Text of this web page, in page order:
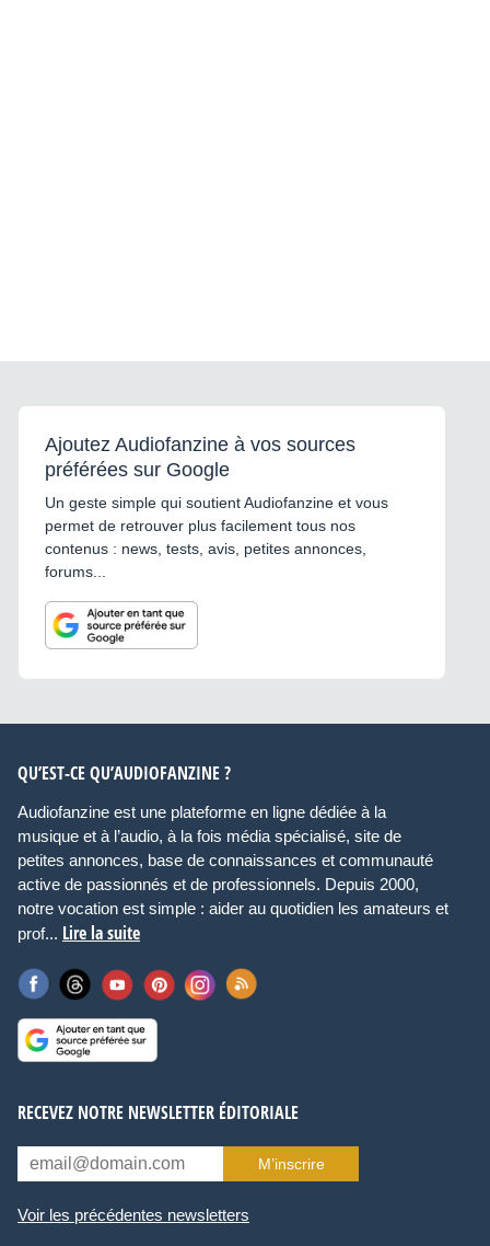
Ajoutez Audiofanzine à vos sources
préférées sur Google
Un geste simple qui soutient Audiofanzine et vous
permet de retrouver plus facilement tous nos
contenus : news, tests, avis, petites annonces,
forums...
QU’EST-CE QU’AUDIOFANZINE ?
Audiofanzine est une plateforme en ligne dédiée à la
musique et à l’audio, à la fois média spécialisé, site de
petites annonces, base de connaissances et communauté
active de passionnés et de professionnels. Depuis 2000,
notre vocation est simple : aider au quotidien les amateurs et
prof... Lire la suite
RECEVEZ NOTRE NEWSLETTER ÉDITORIALE
M’inscrire
Voir les précédentes newsletters